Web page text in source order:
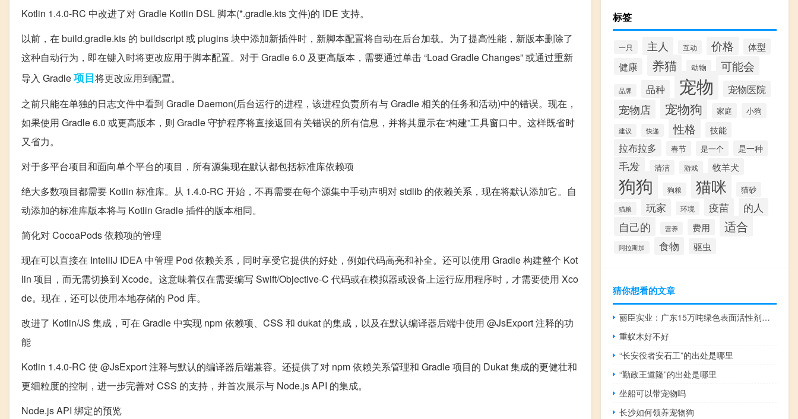
Kotlin 1.4.0-RC 中改进了对 Gradle Kotlin DSL 脚本(*.gradle.kts 文件)的 IDE 支持。
以前，在 build.gradle.kts 的 buildscript 或 plugins 块中添加新插件时，新脚本配置将自动在后台加载。为了提高性能，新版本删除了
这种自动行为，即在键入时将更改应用于脚本配置。对于 Gradle 6.0 及更高版本，需要通过单击 “Load Gradle Changes” 或通过重新
导入 Gradle项目将更改应用到配置。
之前只能在单独的日志文件中看到 Gradle Daemon(后台运行的进程，该进程负责所有与 Gradle 相关的任务和活动)中的错误。现在，
如果使用 Gradle 6.0 或更高版本，则 Gradle 守护程序将直接返回有关错误的所有信息，并将其显示在“构建”工具窗口中。这样既省时
又省力。
对于多平台项目和面向单个平台的项目，所有源集现在默认都包括标准库依赖项
绝大多数项目都需要 Kotlin 标准库。从 1.4.0-RC 开始，不再需要在每个源集中手动声明对 stdlib 的依赖关系​​​​​​​，现在将默认添加它。自
动添加的标准库版本将与 Kotlin Gradle 插件的版本相同。
简化对 CocoaPods 依赖项的管理
现在可以直接在 IntelliJ IDEA 中管理 Pod 依赖关系，同时享受它提供的好处，例如代码高亮和补全。还可以使用 Gradle 构建整个 Kot
lin 项目，而无需切换到 Xcode。这意味着仅在需要编写 Swift/Objective-C 代码或在模拟器或设备上运行应用程序时，才需要使用 Xco
de。现在，还可以使用本地存储的 Pod 库。
改进了 Kotlin/JS 集成，可在 Gradle 中实现 npm 依赖项、CSS 和 dukat 的集成，以及在默认编译器后端中使用 @JsExport 注释的功
能
Kotlin 1.4.0-RC 使 @JsExport 注释与默认的编译器后端兼容。还提供了对 npm 依赖关系管理和 Gradle 项目的 Dukat 集成的更健壮和
更细粒度的控制，进一步完善对 CSS 的支持，并首次展示与 Node.js API 的集成。
Node.js API 绑定的预览
标签
一只 主人 互动 价格 体型
健康 养猫 动物 可能会
品牌 品种 宠物 宠物医院
宠物店 宠物狗 家庭 小狗
建议 快递 性格 技能
拉布拉多 春节 是一个 是一种
毛发 清洁 游戏 牧羊犬
狗狗 狗粮 猫咪 猫砂
猫粮 玩家 环境 疫苗 的人
自己的 营养 费用 适合
阿拉斯加 食物 驱虫
猜你想看的文章
丽臣实业：广东15万吨绿色表面活性剂募投项目今年将会释放产能
重蚁木好不好
“长安役者安石工”的出处是哪里
“勤政王道隆”的出处是哪里
坐船可以带宠物吗
长沙如何领养宠物狗